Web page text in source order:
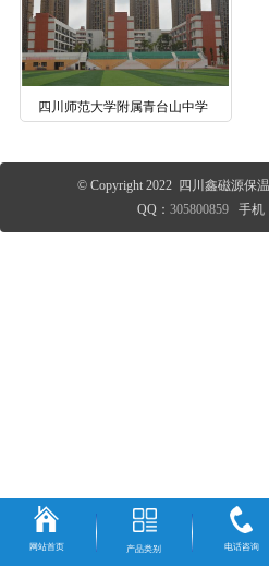
四川师范大学附属青台山中学
© Copyright 2022 四川鑫磁源保
QQ：305800859 手机
网站首页 产品类别 电话咨询